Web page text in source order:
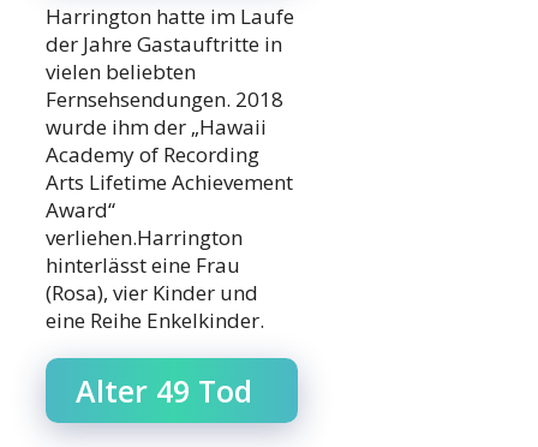
Harrington hatte im Laufe
der Jahre Gastauftritte in
vielen beliebten
Fernsehsendungen. 2018
wurde ihm der „Hawaii
Academy of Recording
Arts Lifetime Achievement
Award“
verliehen.Harrington
hinterlässt eine Frau
(Rosa), vier Kinder und
eine Reihe Enkelkinder.
Alter 49 Tod